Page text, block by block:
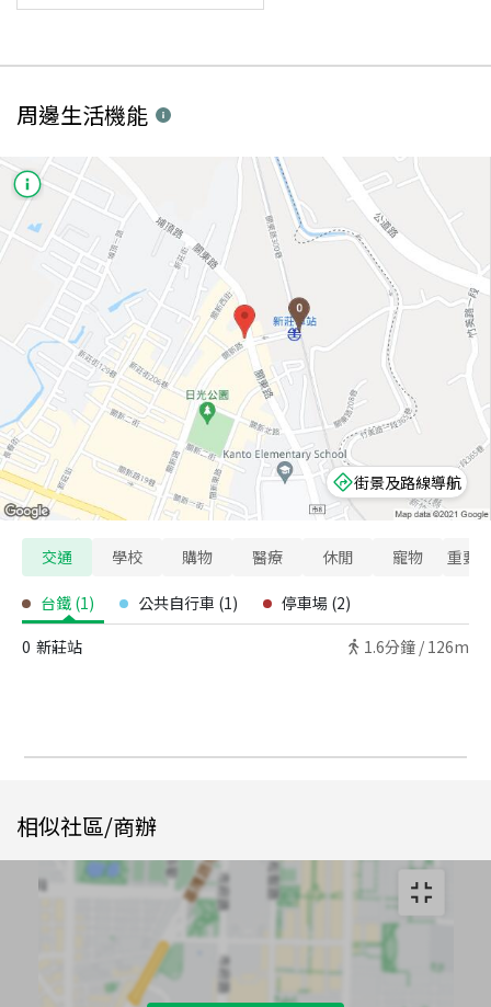
周邊生活機能
街景及路線導航
交通 學校 購物 醫療 休閒 寵物 重要
台鐵 (1) 公共自行車 (1) 停車場 (2)
0 新莊站 1.6分鐘 / 126m
相似社區/商辦